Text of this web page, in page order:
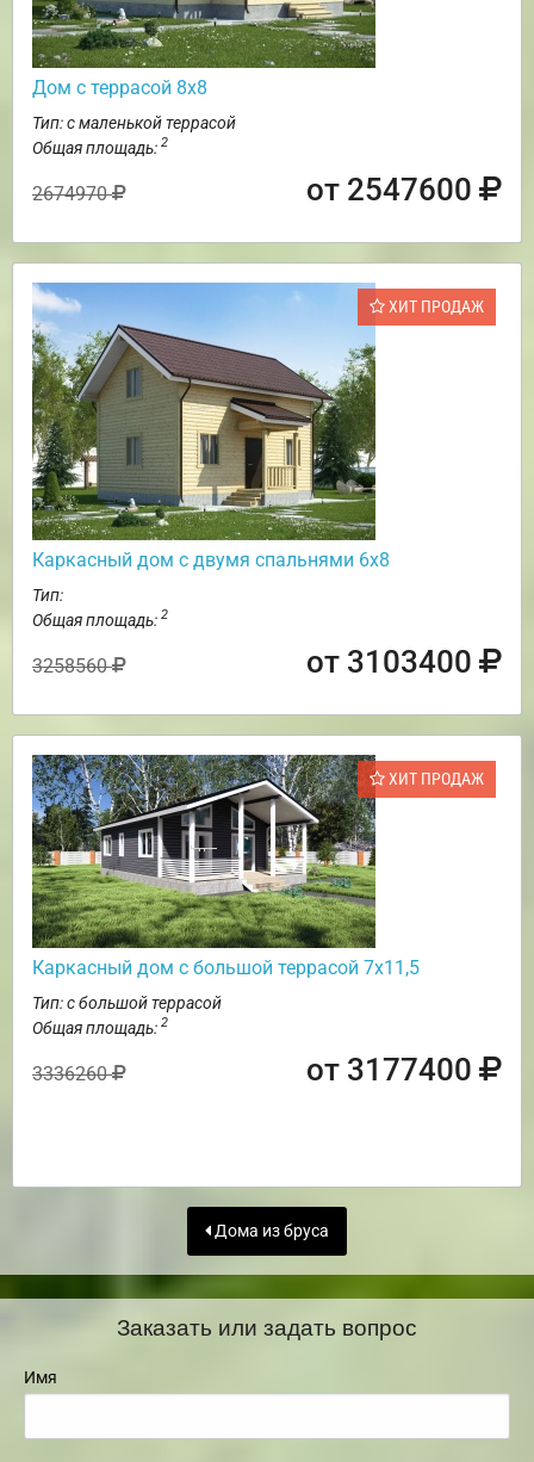
Дом с террасой 8х8
Тип: с маленькой террасой
Общая площадь: 2
2674970 от 2547600
ХИТ ПРОДАЖ
Каркасный дом с двумя спальнями 6х8
Тип:
Общая площадь: 2
3258560 от 3103400
ХИТ ПРОДАЖ
Каркасный дом с большой террасой 7х11,5
Тип: с большой террасой
Общая площадь: 2
3336260 от 3177400
Дома из бруса
Заказать или задать вопрос
Имя